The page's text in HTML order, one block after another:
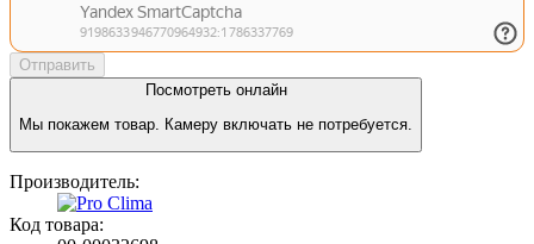
Отправить
Посмотреть онлайн
Мы покажем товар. Камеру включать не потребуется.
Производитель:
Код товара: